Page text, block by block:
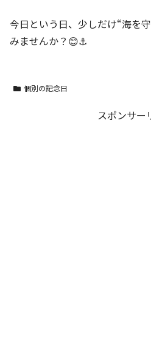
今日という日、少しだけ“海を
みませんか？😊⚓
個別の記念日
スポンサー